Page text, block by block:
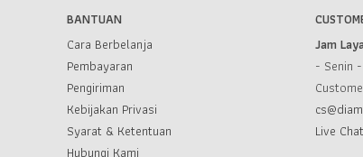
BANTUAN
Cara Berbelanja
Pembayaran
Pengiriman
Kebijakan Privasi
Syarat & Ketentuan
Hubungi Kami
Jam
- Senin
Live Chat